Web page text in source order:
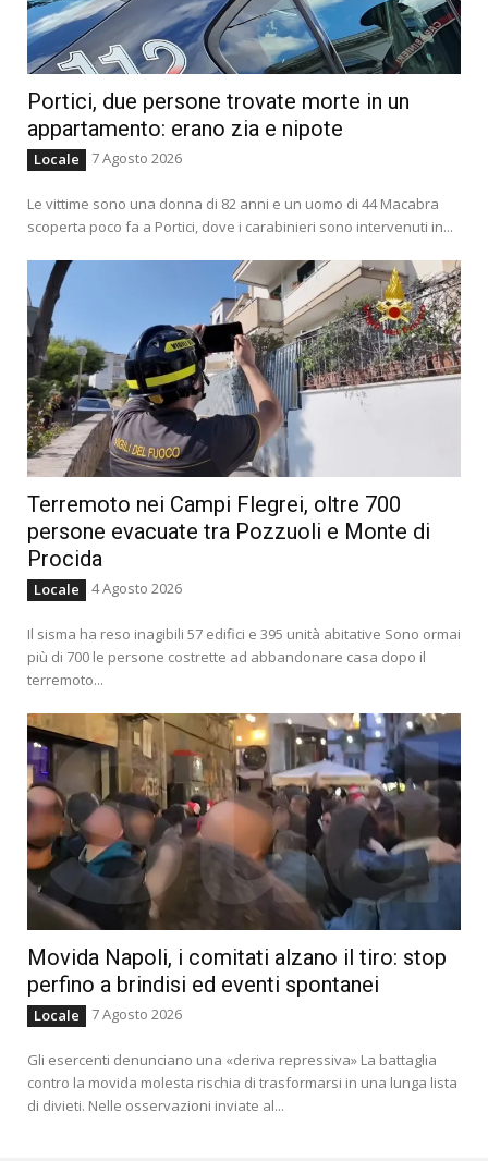
Portici, due persone trovate morte in un
appartamento: erano zia e nipote
Locale 7 Agosto 2026
Le vittime sono una donna di 82 anni e un uomo di 44 Macabra
scoperta poco fa a Portici, dove i carabinieri sono intervenuti in...
Terremoto nei Campi Flegrei, oltre 700
persone evacuate tra Pozzuoli e Monte di
Procida
Locale 4 Agosto 2026
Il sisma ha reso inagibili 57 edifici e 395 unità abitative Sono ormai
più di 700 le persone costrette ad abbandonare casa dopo il
terremoto...
Movida Napoli, i comitati alzano il tiro: stop
perfino a brindisi ed eventi spontanei
Locale 7 Agosto 2026
Gli esercenti denunciano una «deriva repressiva» La battaglia
contro la movida molesta rischia di trasformarsi in una lunga lista
di divieti. Nelle osservazioni inviate al...